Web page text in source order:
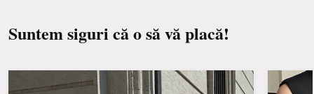
Suntem siguri că o să vă placă!